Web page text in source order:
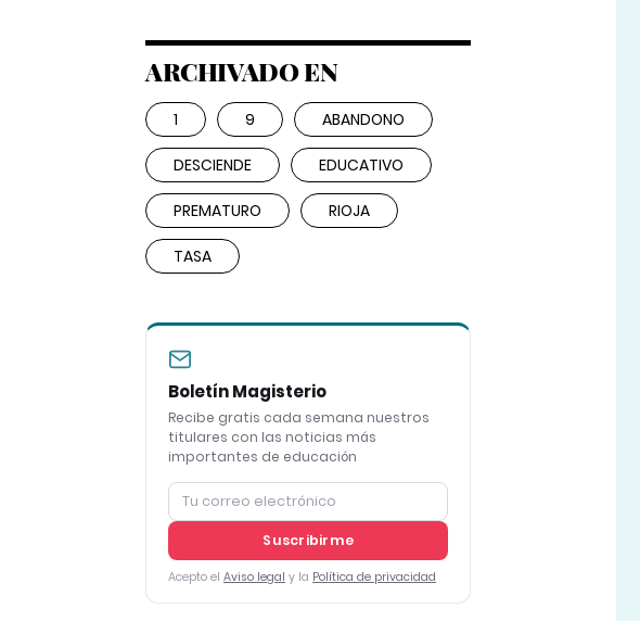
ARCHIVADO EN
1 9 ABANDONO
DESCIENDE EDUCATIVO
PREMATURO RIOJA
TASA
Boletín Magisterio
Recibe gratis cada semana nuestros
titulares con las noticias más
importantes de educación
Suscribirme
Acepto el Aviso legal y la Política de privacidad